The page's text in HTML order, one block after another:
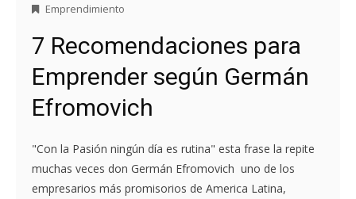
Emprendimiento
7 Recomendaciones para
Emprender según Germán
Efromovich
"Con la Pasión ningún día es rutina" esta frase la repite
muchas veces don Germán Efromovich uno de los
empresarios más promisorios de America Latina,